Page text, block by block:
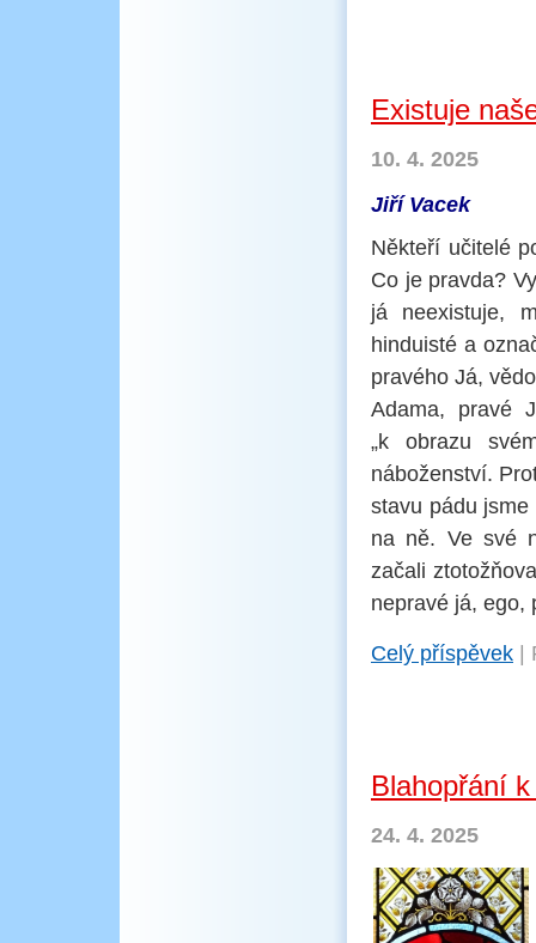
Existuje
10. 4. 2025
Jiří Vacek
Někteří učitelé
Co je pravda?
já neexistuje,
hinduisté a
pravého Já,
Adama, pravé
„k obrazu
náboženství.
stavu pádu
na ně. Ve své
začali
nepravé já, ego,
Celý příspěvek
Blahopřání
24. 4. 2025